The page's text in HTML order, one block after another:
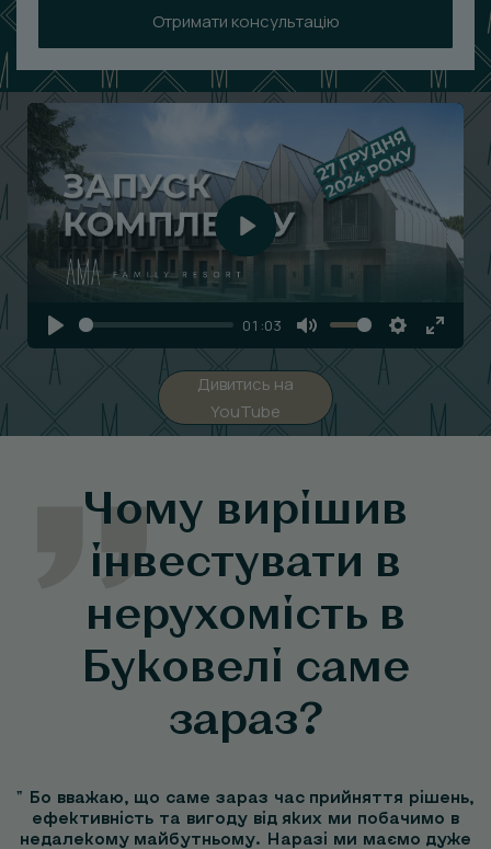
Отримати консультацію
Play
01:03
Mute Settings
Enter
Play
Дивитись на
YouTube
Чому вирішив
інвестувати в
нерухомість в
Буковелі саме
зараз?
" Бо вважаю, що саме зараз час прийняття рішень,
ефективність та вигоду від яких ми побачимо в
недалекому майбутньому. Наразі ми маємо дуже